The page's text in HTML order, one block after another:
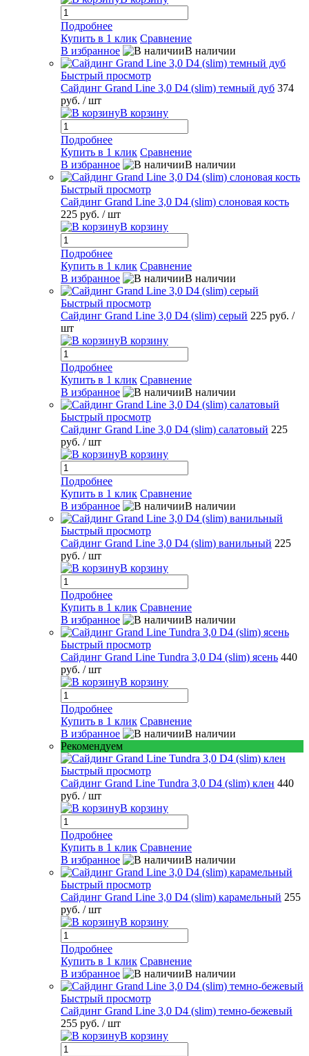
Подробнее
Купить в 1 клик Сравнение
В избранное
В наличии
Быстрый просмотр
Сайдинг Grand Line 3,0 D4 (slim) темный дуб 374
руб. / шт
В корзину
Подробнее
Купить в 1 клик Сравнение
В избранное
В наличии
Быстрый просмотр
Сайдинг Grand Line 3,0 D4 (slim) слоновая кость
225 руб. / шт
В корзину
Подробнее
Купить в 1 клик Сравнение
В избранное
В наличии
Быстрый просмотр
Сайдинг Grand Line 3,0 D4 (slim) серый 225 руб. /
шт
В корзину
Подробнее
Купить в 1 клик Сравнение
В избранное
В наличии
Быстрый просмотр
Сайдинг Grand Line 3,0 D4 (slim) салатовый 225
руб. / шт
В корзину
Подробнее
Купить в 1 клик Сравнение
В избранное
В наличии
Быстрый просмотр
Сайдинг Grand Line 3,0 D4 (slim) ванильный 225
руб. / шт
В корзину
Подробнее
Купить в 1 клик Сравнение
В избранное
В наличии
Быстрый просмотр
Сайдинг Grand Line Tundra 3,0 D4 (slim) ясень 440
руб. / шт
В корзину
Подробнее
Купить в 1 клик Сравнение
В избранное
В наличии
Рекомендуем
Быстрый просмотр
Сайдинг Grand Line Tundra 3,0 D4 (slim) клен 440
руб. / шт
В корзину
Подробнее
Купить в 1 клик Сравнение
В избранное
В наличии
Быстрый просмотр
Сайдинг Grand Line 3,0 D4 (slim) карамельный 255
руб. / шт
В корзину
Подробнее
Купить в 1 клик Сравнение
В избранное
В наличии
Быстрый просмотр
Сайдинг Grand Line 3,0 D4 (slim) темно-бежевый
255 руб. / шт
В корзину